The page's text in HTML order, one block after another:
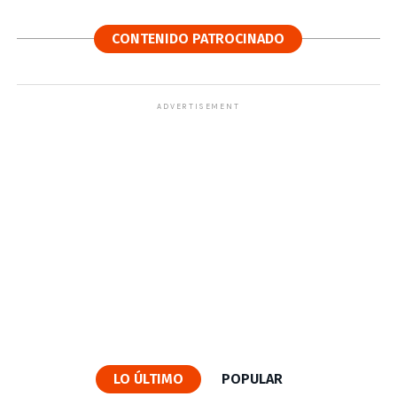
CONTENIDO PATROCINADO
ADVERTISEMENT
LO ÚLTIMO POPULAR